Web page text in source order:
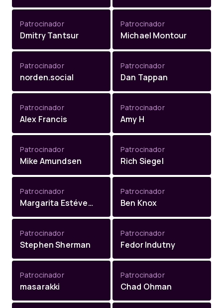
Patrocinador
Dmitry Tantsur
Patrocinador
Michael Montour
Patrocinador
norden.social
Patrocinador
Dan Tappan
Patrocinador
Alex Francis
Patrocinador
Amy H
Patrocinador
Mike Amundsen
Patrocinador
Rich Siegel
Patrocinador
Margarita Estévez-Abe
Patrocinador
Ben Knox
Patrocinador
Stephen Sherman
Patrocinador
Fedor Indutny
Patrocinador
masarakki
Patrocinador
Chad Ohman